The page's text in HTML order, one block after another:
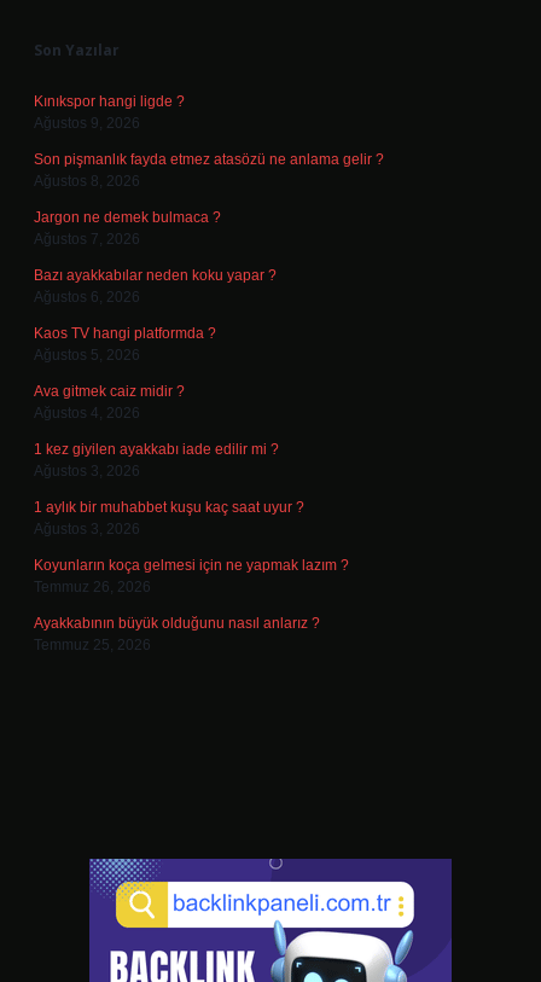
Son Yazılar
Kınıkspor hangi ligde ?
Ağustos 9, 2026
Son pişmanlık fayda etmez atasözü ne anlama gelir ?
Ağustos 8, 2026
Jargon ne demek bulmaca ?
Ağustos 7, 2026
Bazı ayakkabılar neden koku yapar ?
Ağustos 6, 2026
Kaos TV hangi platformda ?
Ağustos 5, 2026
Ava gitmek caiz midir ?
Ağustos 4, 2026
1 kez giyilen ayakkabı iade edilir mi ?
Ağustos 3, 2026
1 aylık bir muhabbet kuşu kaç saat uyur ?
Ağustos 3, 2026
Koyunların koça gelmesi için ne yapmak lazım ?
Temmuz 26, 2026
Ayakkabının büyük olduğunu nasıl anlarız ?
Temmuz 25, 2026